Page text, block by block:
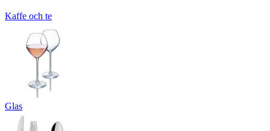
Kaffe och te
Glas